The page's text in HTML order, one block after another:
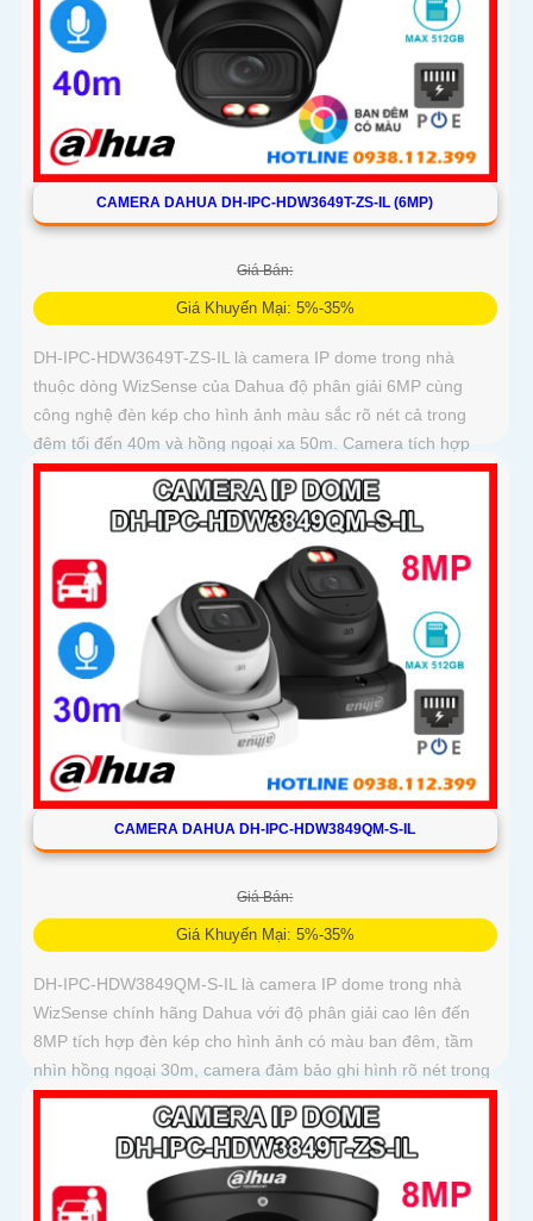
CAMERA DAHUA DH-IPC-HDW3649T-ZS-IL (6MP)
Giá Bán:
Giá Khuyến Mại: 5%-35%
DH-IPC-HDW3649T-ZS-IL là camera IP dome trong nhà
thuộc dòng WizSense của Dahua độ phân giải 6MP cùng
công nghệ đèn kép cho hình ảnh màu sắc rõ nét cả trong
đêm tối đến 40m và hồng ngoại xa 50m. Camera tích hợp
micro ghi âm, khe cắm thẻ nhớ lên đến 512GB và khả năng
phát hiện chính xác người và phương tiện, nâng cao hiệu
quả giám sát an ninh hỗ trợ PoE và giá rẻ hiệu quả
CAMERA DAHUA DH-IPC-HDW3849QM-S-IL
Giá Bán:
Giá Khuyến Mại: 5%-35%
DH-IPC-HDW3849QM-S-IL là camera IP dome trong nhà
WizSense chính hãng Dahua với độ phân giải cao lên đến
8MP tích hợp đèn kép cho hình ảnh có màu ban đêm, tầm
nhìn hồng ngoại 30m, camera đảm bảo ghi hình rõ nét trong
mọi điều kiện ánh sáng. Hỗ trợ khe thẻ nhớ lên đến 512GB,
tích hợp micro ghi âm, chuẩn POE và khả năng nhận diện
chính xác người và phương tiện giám sát an ninh tốt